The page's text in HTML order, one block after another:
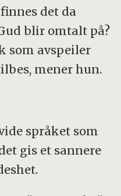
det da
blir omtalt på?
som avspeiler
mener hun.
språket som
gis et sannere